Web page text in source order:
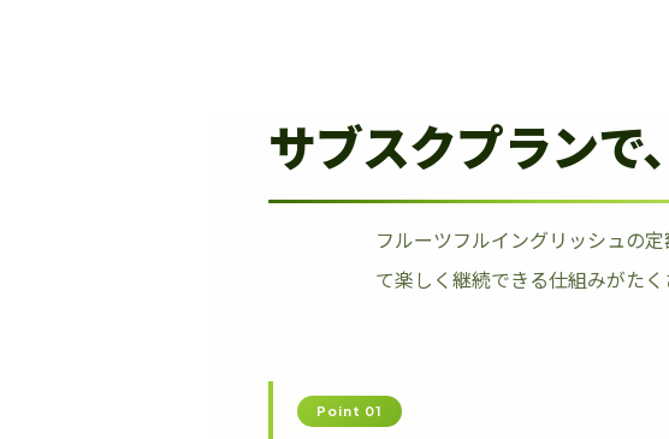
サブスクプランで、
フルーツフルイングリッシュの
て楽しく継続できる仕組みがたく
Point 01